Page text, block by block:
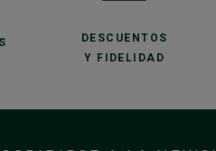
DESCUENTOS
Y FIDELIDAD